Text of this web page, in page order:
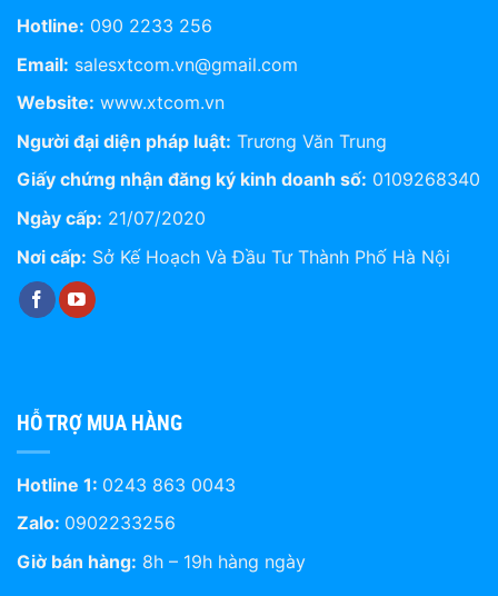
Hotline: 090 2233 256
Email: salesxtcom.vn@gmail.com
Website: www.xtcom.vn
Người đại diện pháp luật: Trương Văn Trung
Giấy chứng nhận đăng ký kinh doanh số: 0109268340
Ngày cấp: 21/07/2020
Nơi cấp: Sở Kế Hoạch Và Đầu Tư Thành Phố Hà Nội
HỖ TRỢ MUA HÀNG
Hotline 1: 0243 863 0043
Zalo: 0902233256
Giờ bán hàng: 8h – 19h hàng ngày